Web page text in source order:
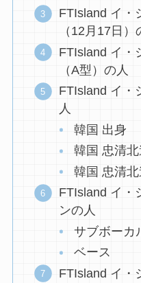
FTIsland イ・
（12月17日）
FTIsland イ・
（A型）の人
FTIsland イ・
人
韓国 出身
韓国 忠清
韓国 忠清
FTIsland イ・
ンの人
サブボーカ
ベース
FTIsland イ・